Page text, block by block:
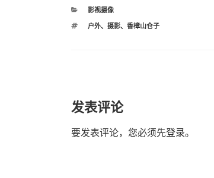
分
影视摄像
标
户外、 摄影、 香樟山仓子
发表评论
要发表评论，您必须先登录。